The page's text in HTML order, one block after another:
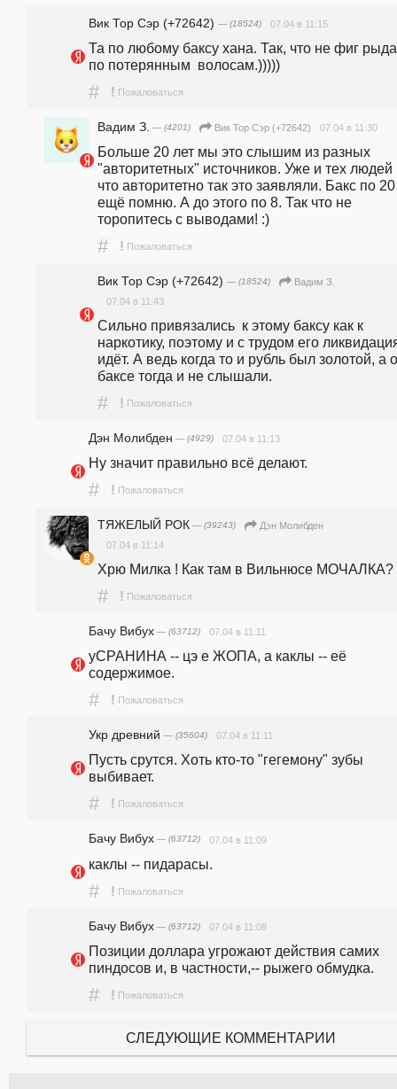
Вик Тор Сэр (+72642) — (18524) 07.04 в 11:15
Та по любому баксу хана. Так, что не фиг
по потерянным  волосам.)))))
# ! Пожаловаться
Вадим З. — (4201) Вик Тор Сэр (+72642) 07.04 в 11:30
Больше 20 лет мы это слышим из разных
"авторитетных" источников. Уже и тех людей
что авторитетно так это заявляли. Бакс по 20
ещё помню. А до этого по 8. Так что не
торопитесь с выводами! :)
# ! Пожаловаться
Вик Тор Сэр (+72642) — (18524)
Вадим З.
07.04 в 11:43
Сильно привязались  к этому баксу как к
наркотику, поэтому и с трудом его
идёт. А ведь когда то и рубль был золотой, а о
баксе тогда и не слышали.
# ! Пожаловаться
Дэн Молибден — (4929) 07.04 в 11:13
Ну значит правильно всё делают.
# ! Пожаловаться
ТЯЖЕЛЫЙ РОК — (39243)
Дэн Молибден
07.04 в 11:14
Хрю Милка ! Как там в Вильнюсе МОЧАЛКА?
# ! Пожаловаться
Бачу Вибух — (63712) 07.04 в 11:11
уСРАНИНА -- цэ е ЖОПА, а каклы -- её
содержимое.
# ! Пожаловаться
Укр древний — (35604) 07.04 в 11:11
Пусть срутся. Хоть кто-то "гегемону" зубы
выбивает.
# ! Пожаловаться
Бачу Вибух — (63712) 07.04 в 11:09
каклы -- пидарасы.
# ! Пожаловаться
Бачу Вибух — (63712) 07.04 в 11:08
Позиции доллара угрожают действия самих
пиндосов и, в частности,-- рыжего обмудка.
# ! Пожаловаться
СЛЕДУЮЩИЕ КОММЕНТАРИИ